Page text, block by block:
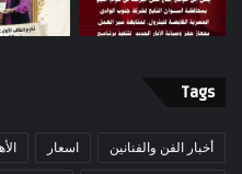
Tags
أخبار الفن والفنانين اسعار